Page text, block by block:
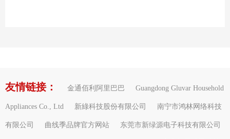
友情链接： 金通佰利阿里巴巴 Guangdong Gluvar Household
Appliances Co., Ltd 新綠科技股份有限公司 南宁市鸿林网络科技
有限公司 曲线季品牌官方网站 东莞市新绿源电子科技有限公司